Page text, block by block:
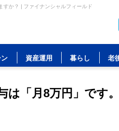
すか？ | ファイナンシャルフィールド
ン 資産運用 暮らし 老
は「月8万円」です